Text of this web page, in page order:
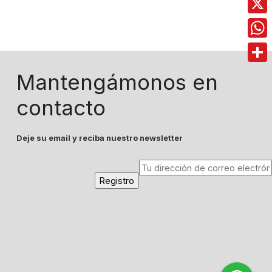
Mantengámonos en
contacto
Deje su email y reciba nuestro newsletter
X